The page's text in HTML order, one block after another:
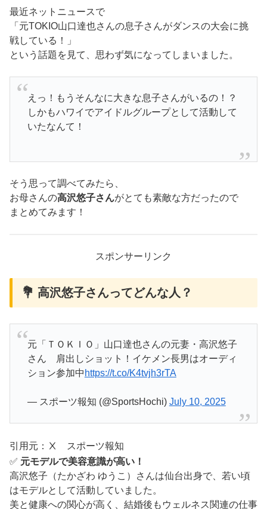
最近ネットニュースで
「元TOKIO山口達也さんの息子さんがダンスの大会に挑
戦している！」
という話題を見て、思わず気になってしまいました。
えっ！もうそんなに大きな息子さんがいるの！？
しかもハワイでアイドルグループとして活動して
いたなんて！
そう思って調べてみたら、
お母さんの高沢悠子さんがとても素敵な方だったので
まとめてみます！
スポンサーリンク
💐 高沢悠子さんってどんな人？
元「ＴＯＫＩＯ」山口達也さんの元妻・高沢悠子
さん 肩出しショット！イケメン長男はオーディ
ション参加中 https://t.co/K4tvjh3rTA
— スポーツ報知 (@SportsHochi) July 10, 2025
引用元：Ⅹ スポーツ報知
✅ 元モデルで美容意識が高い！
高沢悠子（たかざわ ゆうこ）さんは仙台出身で、若い頃
はモデルとして活動していました。
美と健康への関心が高く、結婚後もウェルネス関連の仕事